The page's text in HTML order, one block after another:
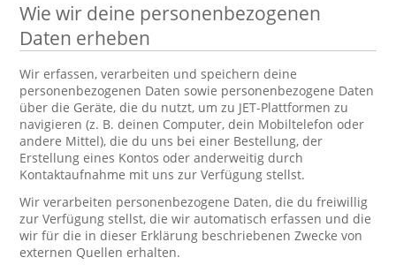
Wie wir deine personenbezogenen
Daten erheben
Wir erfassen, verarbeiten und speichern deine
personenbezogenen Daten sowie personenbezogene Daten
über die Geräte, die du nutzt, um zu JET-Plattformen zu
navigieren (z. B. deinen Computer, dein Mobiltelefon oder
andere Mittel), die du uns bei einer Bestellung, der
Erstellung eines Kontos oder anderweitig durch
Kontaktaufnahme mit uns zur Verfügung stellst.
Wir verarbeiten personenbezogene Daten, die du freiwillig
zur Verfügung stellst, die wir automatisch erfassen und die
wir für die in dieser Erklärung beschriebenen Zwecke von
externen Quellen erhalten.